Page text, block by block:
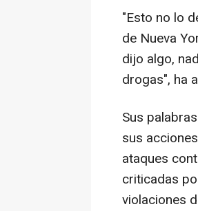
"Esto no lo
de Nueva
dijo algo,
drogas", ha
Sus
sus
ataques
criticadas
violaciones